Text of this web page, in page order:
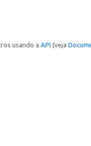
usando a API (veja